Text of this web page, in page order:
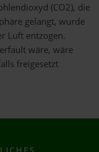
(CO2), die
gelangt, wurde
Luft entzogen.
wäre, wäre
freigesetzt